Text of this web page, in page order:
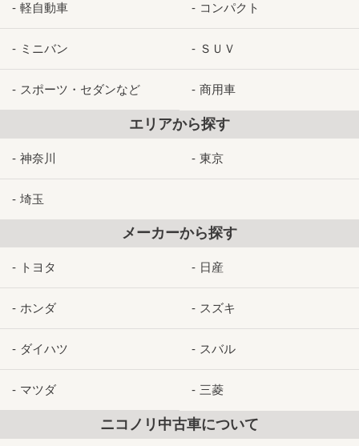
軽自動車 コンパクト
ミニバン ＳＵＶ
スポーツ・セダンなど 商用車
エリアから探す
神奈川 東京
埼玉
メーカーから探す
トヨタ 日産
ホンダ スズキ
ダイハツ スバル
マツダ 三菱
ニコノリ中古車について